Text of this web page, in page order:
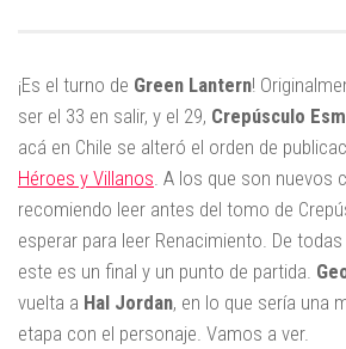
¡Es el turno de Green Lantern!
ser el 33 en salir, y el 29, Crepúsculo
acá en Chile se alteró el orden de
Héroes y Villanos. A los que son nuevos
recomiendo leer antes del tomo de
esperar para leer Renacimiento. De
este es un final y un punto de partida.
vuelta a Hal Jordan, en lo que sería una
etapa con el personaje. Vamos a ver.